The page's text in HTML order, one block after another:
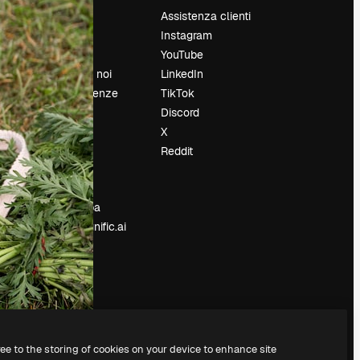
Prezzi
Chi siamo
Recensioni
Lavora con noi
Cerca tendenze
Blog
Eventi
Slidesgo
Vendi i tuoi
contenuti
Sala stampa
Cerchi magnific.ai
Assistenza clienti
Instagram
YouTube
LinkedIn
TikTok
Discord
X
Reddit
to the storing of cookies on your device to enhance site